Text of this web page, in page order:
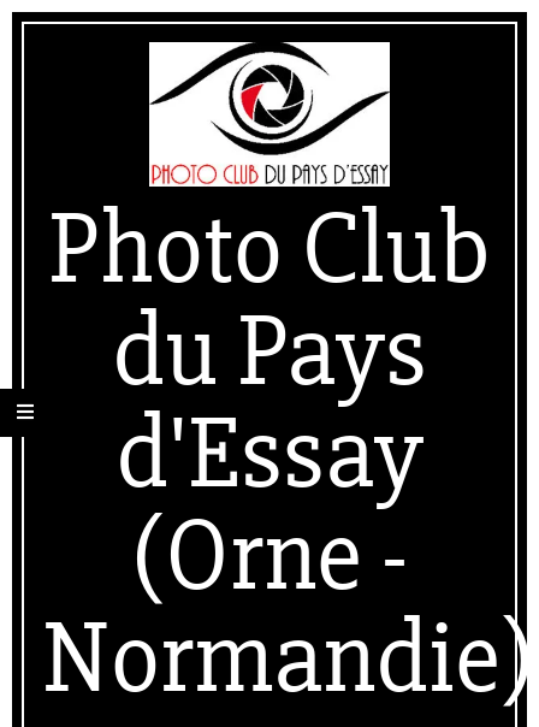
Skip
Secondary
Photo Club
du Pays
d'Essay
(Orne -
Normandie)